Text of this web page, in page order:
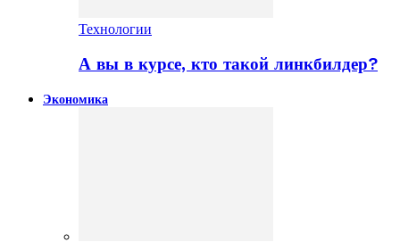
Технологии
А вы в курсе, кто такой линкбилдер?
Экономика